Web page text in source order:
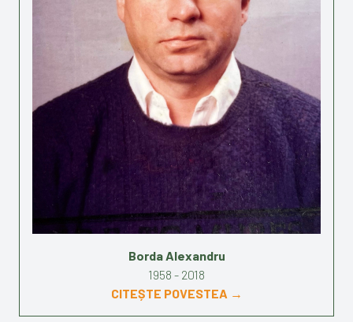
Borda Alexandru
1958 - 2018
CITEȘTE POVESTEA →